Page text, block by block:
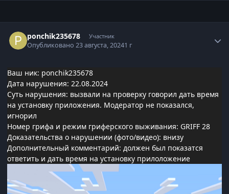
ponchik235678 Участник
Опубликовано23 августа, 20241 г
Ваш ник: ponchik235678
Дата нарушения: 22.08.2024
Суть нарушения: вызвали на проверку говорил дать время
на установку приложения. Модератор не показался,
игнорил
Номер грифа и режим гриферского выживания: GRIFF 28
Доказательства о нарушении (фото/видео): внизу
Дополнительный комментарий: должен был показатся
ответить и дать время на установку прилоложение